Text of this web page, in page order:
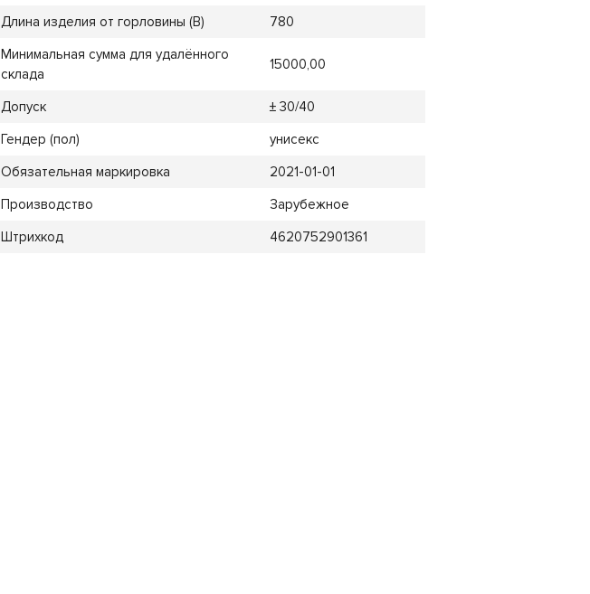
Длина изделия от горловины (B)
780
Минимальная сумма для удалённого
склада
15000,00
Допуск
± 30/40
Гендер (пол)
унисекс
Обязательная маркировка
2021-01-01
Производство
Зарубежное
Штрихкод
4620752901361